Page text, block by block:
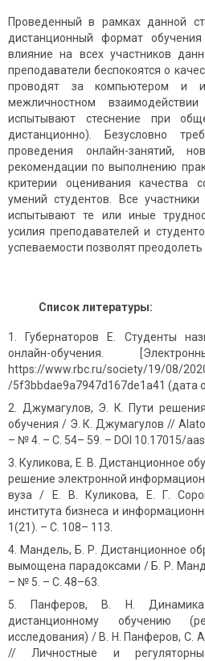
Проведенный в рамках данной
дистанционный формат
влияние на всех участников
преподаватели беспокоятся о
проводят за компьютером и
межличностном
испытывают стеснение при
дистанционно). Безусловно
проведения онлайн-занятий,
рекоменда­ции по выполнению
критерии оценивания качества
умений студентов. Все
испытывают те или иные
усилия пре­подавателей и
успеваемости позволят
Список литературы:
Губернаторов Е. Студенты
онлайн-обучения.
https://www.rbc.ru/society/19/08/
/5f3bbdae9a7947d167de1a41 (дата
Джумагулов, Э. К. Пути
обучения / Э. К. Джумагулов //
– № 4. – С. 54– 59. – DOI 10.17015/
Куликова, Е. В. Дистанционное
решение электронной
вуза / Е. В. Куликова, Е. Г.
института бизнеса и
1(21). – С. 108– 113.
Мандель, Б. Р. Дистанционное
вымощена парадоксами / Б. Р.
– № 5. – С. 48–63.
Панферов, В. Н. Динамика
дистанционному обучению
исследования) / В. Н. Панферов, С.
// Личностные и